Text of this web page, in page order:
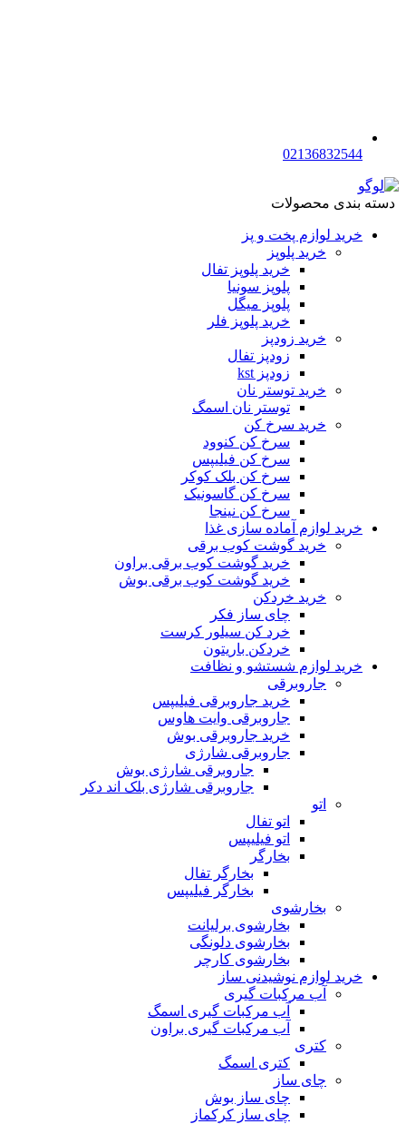
02136832544
دسته بندی محصولات
خرید لوازم پخت و پز
خرید پلوپز
خرید پلوپز تفال
پلوپز سونیا
پلوپز میگل
خرید پلوپز فلر
خرید زودپز
زودپز تفال
زودپز kst
خرید توستر نان
توستر نان اسمگ
خرید سرخ کن
سرخ کن کنوود
سرخ کن فیلیپس
سرخ کن بلک کوکر
سرخ کن گاسونیک
سرخ کن نینجا
خرید لوازم آماده سازی غذا
خرید گوشت کوب برقی
خرید گوشت کوب برقی براون
خرید گوشت کوب برقی بوش
خرید خردکن
چای ساز فکر
خرد کن سیلور کرست
خردکن باریتون
خرید لوازم شستشو و نظافت
جاروبرقی
خرید جاروبرقی فیلیپس
جاروبرقی وایت هاوس
خرید جاروبرقی بوش
جاروبرقی شارژی
جاروبرقی شارژی بوش
جاروبرقی شارژی بلک اند دکر
اتو
اتو تفال
اتو فیلیپس
بخارگر
بخارگر تفال
بخارگر فیلیپس
بخارشوی
بخارشوی برلیانت
بخارشوی دلونگی
بخارشوی کارچر
خرید لوازم نوشیدنی ساز
آب مرکبات گیری
آب مرکبات گیری اسمگ
آب مرکبات گیری براون
کتری
کتری اسمگ
چای ساز
چای ساز بوش
چای ساز کرکماز